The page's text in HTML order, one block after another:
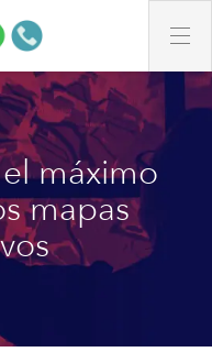
máximo
mapas